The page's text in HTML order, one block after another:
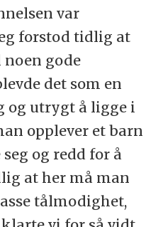
var
forstod tidlig at
gode
det som en
og utrygt å ligge i
opplever et barn
og redd for å
at her må man
tålmodighet,